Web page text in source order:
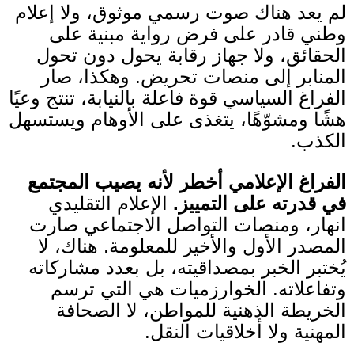
لم يعد هناك صوت رسمي موثوق، ولا إعلام
وطني قادر على فرض رواية مبنية على
الحقائق، ولا جهاز رقابة يحول دون تحول
المنابر إلى منصات تحريض. وهكذا، صار
الفراغ السياسي قوة فاعلة بالنيابة، تنتج وعيًا
هشًا ومشوّهًا، يتغذى على الأوهام ويستسهل
الكذب.
الفراغ الإعلامي أخطر لأنه يصيب المجتمع
في قدرته على التمييز . الإعلام التقليدي
انهار، ومنصات التواصل الاجتماعي صارت
المصدر الأول والأخير للمعلومة. هناك، لا
يُختبر الخبر بمصداقيته، بل بعدد مشاركاته
وتفاعلاته. الخوارزميات هي التي ترسم
الخريطة الذهنية للمواطن، لا الصحافة
المهنية ولا أخلاقيات النقل.